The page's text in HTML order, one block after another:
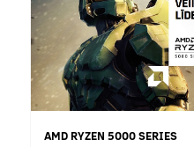
AMD RYZEN 5000 SERIES